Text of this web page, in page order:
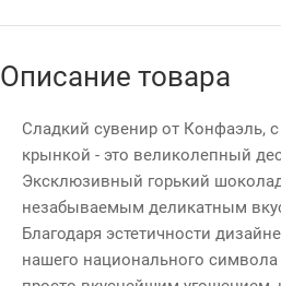
Описание товара
Сладкий сувенир от Конфаэль,
крынкой - это великолепный
Эксклюзивный горький
незабываемым деликатным
Благодаря эстетичности
нашего национального